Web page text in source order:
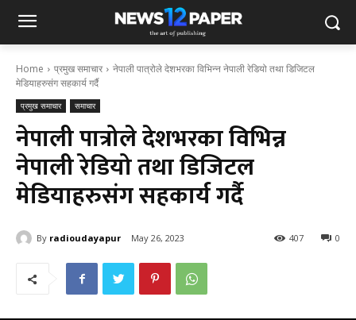
Home प्रमुख समाचार
नेपाली पात्रोले देशभरका विभिन्न नेपाली रेडियो तथा डिजिटल
मेडियाहरुसंग सहकार्य गर्दै
प्रमुख समाचार समाचार
नेपाली पात्रोले देशभरका विभिन्न
नेपाली रेडियो तथा डिजिटल
मेडियाहरुसंग सहकार्य गर्दै
By radioudayapur May 26, 2023 0
407